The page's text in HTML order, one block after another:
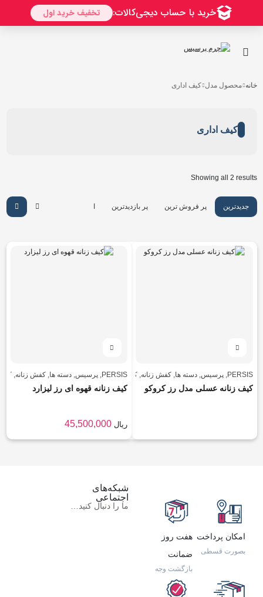
خانه محصول مدل کیف اداری
کیف اداری
Showing all 2 results
پر فروش ترین پر بازدیدترین جدیدترین گرانترین
PERSIS
,پرسیس,دسته ها,کفش زنانه,کیف و اکسسوری
کیف زنانه عسلی مدل رز کروکو
PERSIS
, پرسیس, دسته ها, کفش زنانه,
کیف زنانه قهوه ای رز لیزارد
45,500,000 ریال
امکان پرداخت
بصورت قسطی
هفت روز
ضمانت
بازگشت وجه
شبکه‌های
اجتماعی
ما را دنبال کنید…